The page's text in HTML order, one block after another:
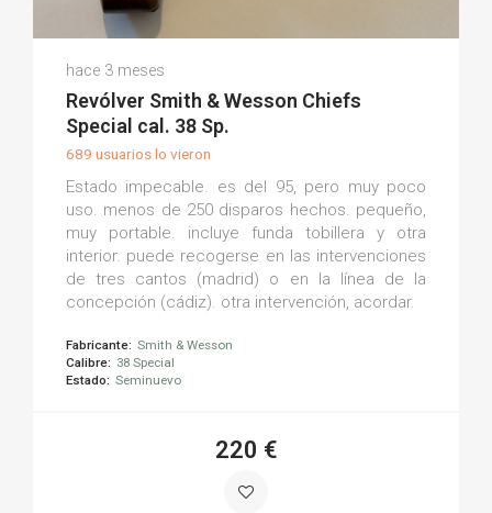
(0)
hace 3 meses
Revólver Smith & Wesson Chiefs
Special cal. 38 Sp.
689 usuarios lo vieron
Estado impecable. es del 95, pero muy poco
uso. menos de 250 disparos hechos. pequeño,
muy portable. incluye funda tobillera y otra
interior. puede recogerse en las intervenciones
de tres cantos (madrid) o en la línea de la
concepción (cádiz). otra intervención, acordar.
Fabricante: Smith & Wesson
Calibre: 38 Special
Estado: Seminuevo
220 €